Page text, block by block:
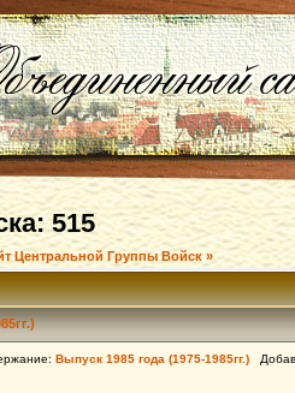
515
Центральной Группы Войск »
Выпуск 1985 года (1975-1985гг.)